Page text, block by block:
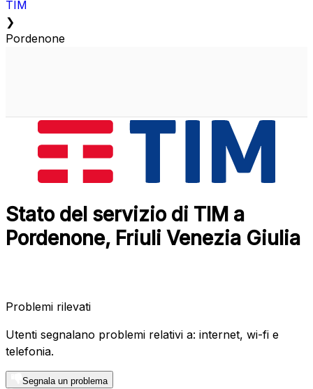
TIM
❯
Pordenone
Stato del servizio di TIM a
Pordenone, Friuli Venezia Giulia
Problemi rilevati
Utenti segnalano problemi relativi a: internet, wi-fi e
telefonia.
Segnala un problema